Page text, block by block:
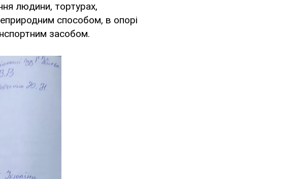
людини, тортурах,
способом, в опорі
засобом.